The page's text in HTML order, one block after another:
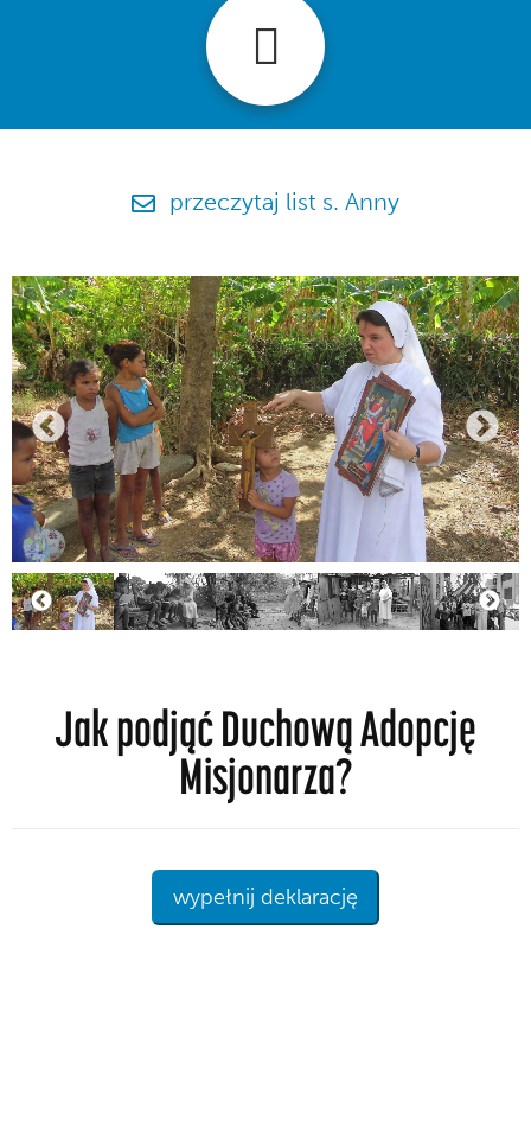
przeczytaj list s. Anny
Jak podjąć Duchową Adopcję
Misjonarza?
wypełnij deklarację